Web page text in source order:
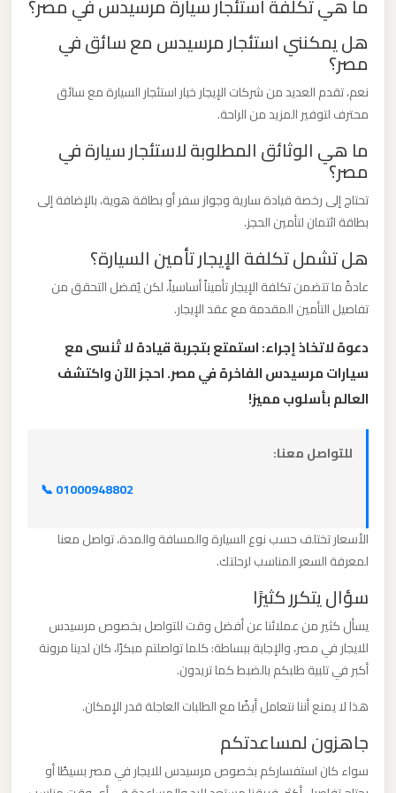
ما هي تكلفة استئجار سيارة مرسيدس في مصر؟
هل يمكنني استئجار مرسيدس مع سائق في
مصر؟
نعم، تقدم العديد من شركات الإيجار خيار استئجار السيارة مع سائق
محترف لتوفير المزيد من الراحة.
ما هي الوثائق المطلوبة لاستئجار سيارة في
مصر؟
تحتاج إلى رخصة قيادة سارية وجواز سفر أو بطاقة هوية، بالإضافة إلى
بطاقة ائتمان لتأمين الحجز.
هل تشمل تكلفة الإيجار تأمين السيارة؟
عادةً ما تتضمن تكلفة الإيجار تأميناً أساسياً، لكن يُفضل التحقق من
تفاصيل التأمين المقدمة مع عقد الإيجار.
دعوة لاتخاذ إجراء: استمتع بتجربة قيادة لا تُنسى مع
سيارات مرسيدس الفاخرة في مصر. احجز الآن واكتشف
العالم بأسلوب مميز!
للتواصل معنا:
📞 01000948802
الأسعار تختلف حسب نوع السيارة والمسافة والمدة، تواصل معنا
لمعرفة السعر المناسب لرحلتك.
سؤال يتكرر كثيرًا
يسأل كثير من عملائنا عن أفضل وقت للتواصل بخصوص مرسيدس
للايجار في مصر، والإجابة ببساطة: كلما تواصلتم مبكرًا، كان لدينا مرونة
أكبر في تلبية طلبكم بالضبط كما تريدون.
هذا لا يمنع أننا نتعامل أيضًا مع الطلبات العاجلة قدر الإمكان.
جاهزون لمساعدتكم
سواء كان استفساركم بخصوص مرسيدس للايجار في مصر بسيطًا أو
الدولي
ليموزين
مطار
الاسكندرية
ليموزين
العرب
اسكندرية
ليموزين
مطار
العرب
القاهرة
اسكندرية
ليموزين
مطار
القاهرة
الدولي
ليموزين